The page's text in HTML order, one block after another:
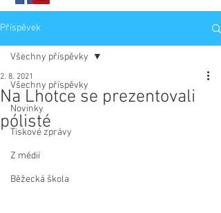
Příspěvek
Všechny příspěvky
Novinky
Tiskové zprávy
Z médií
Běžecká škola
Všechny příspěvky
Na Lhotce se prezentovali
pólisté
2. 8. 2021